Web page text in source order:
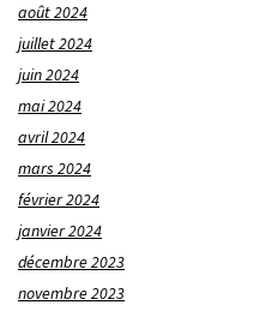
août 2024
juillet 2024
juin 2024
mai 2024
avril 2024
mars 2024
février 2024
janvier 2024
décembre 2023
novembre 2023